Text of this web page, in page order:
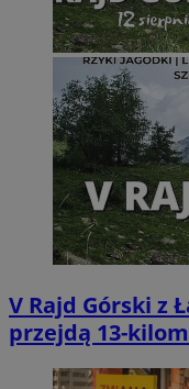
V Rajd Górski z
przejdą 13-